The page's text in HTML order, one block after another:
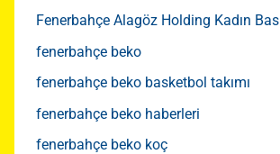
Fenerbahçe Alagöz Holding Kadın
fenerbahçe beko
fenerbahçe beko basketbol takımı
fenerbahçe beko haberleri
fenerbahçe beko koç